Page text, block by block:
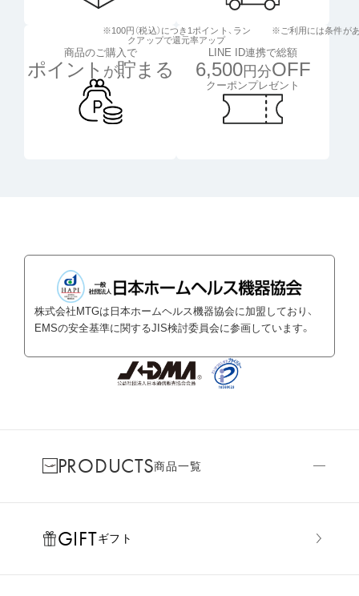
商品のご購入で
ポイント が貯まる
※100円（税込）につき1ポイント、 ラン
クアップで還元率アップ
LINE ID連携で総額
6,500円分OFF
クーポンプレゼント
※ご利用には条件が
株式会社MTGは日本ホームヘルス機器協会に加盟しており、
EMSの安全基準に関するJIS検討委員会に参画しています。
PRODUCTS商品一覧
GIFTギフト